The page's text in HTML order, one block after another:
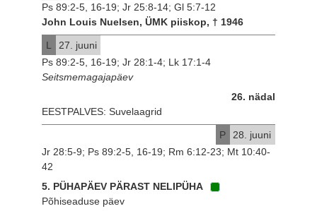
Ps 89:2-5, 16-19; Jr 25:8-14; Gl 5:7-12
John Louis Nuelsen, ÜMK piiskop, † 1946
L
27. juuni
Ps 89:2-5, 16-19; Jr 28:1-4; Lk 17:1-4
Seitsmemagajapäev
26. nädal
EESTPALVES: Suvelaagrid
P
28. juuni
Jr 28:5-9; Ps 89:2-5, 16-19; Rm 6:12-23; Mt 10:40-
42
5. PÜHAPÄEV PÄRAST NELIPÜHA
Põhiseaduse päev